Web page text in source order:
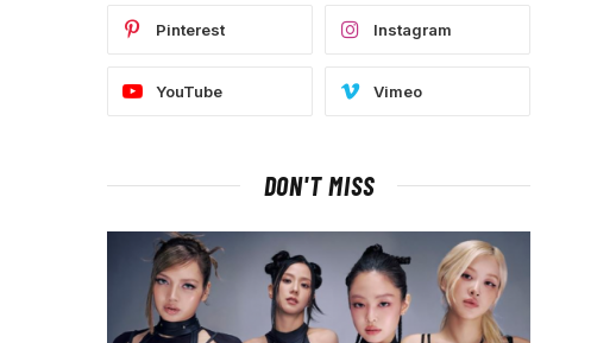
Pinterest Instagram
YouTube Vimeo
DON'T MISS